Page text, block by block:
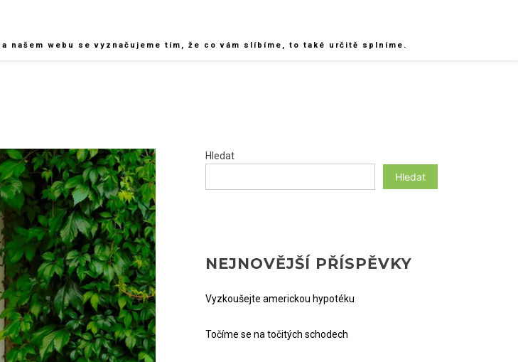
našem webu se vyznačujeme tím, že co vám slíbíme, to také určitě splníme.
Hledat
Hledat
NEJNOVĚJŠÍ PŘÍSPĚVKY
Vyzkoušejte americkou hypotéku
Točíme se na točitých schodech